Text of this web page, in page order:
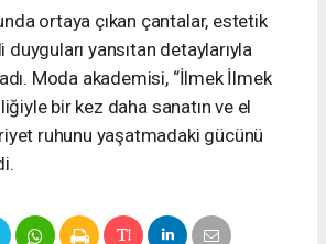
ortaya çıkan çantalar, estetik
duyguları yansıtan detaylarıyla
Moda akademisi, “İlmek İlmek
bir kez daha sanatın ve el
ruhunu yaşatmadaki gücünü